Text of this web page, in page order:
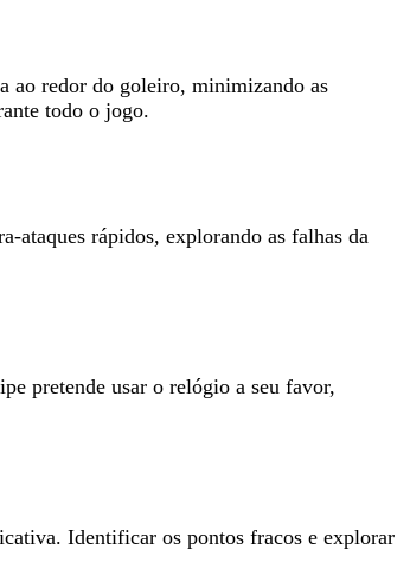
ao redor do goleiro, minimizando as
todo o jogo.
ataques rápidos, explorando as falhas da
pretende usar o relógio a seu favor,
Identificar os pontos fracos e explorar